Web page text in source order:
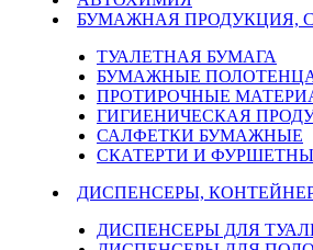
БУМАЖНАЯ ПРОДУКЦИЯ,
ТУАЛЕТНАЯ БУМАГА
БУМАЖНЫЕ
ПРОТИРОЧНЫЕ
ГИГИЕНИЧЕСКАЯ
САЛФЕТКИ БУМАЖНЫЕ
СКАТЕРТИ И
ДИСПЕНСЕРЫ,
ДИСПЕНСЕРЫ ДЛЯ